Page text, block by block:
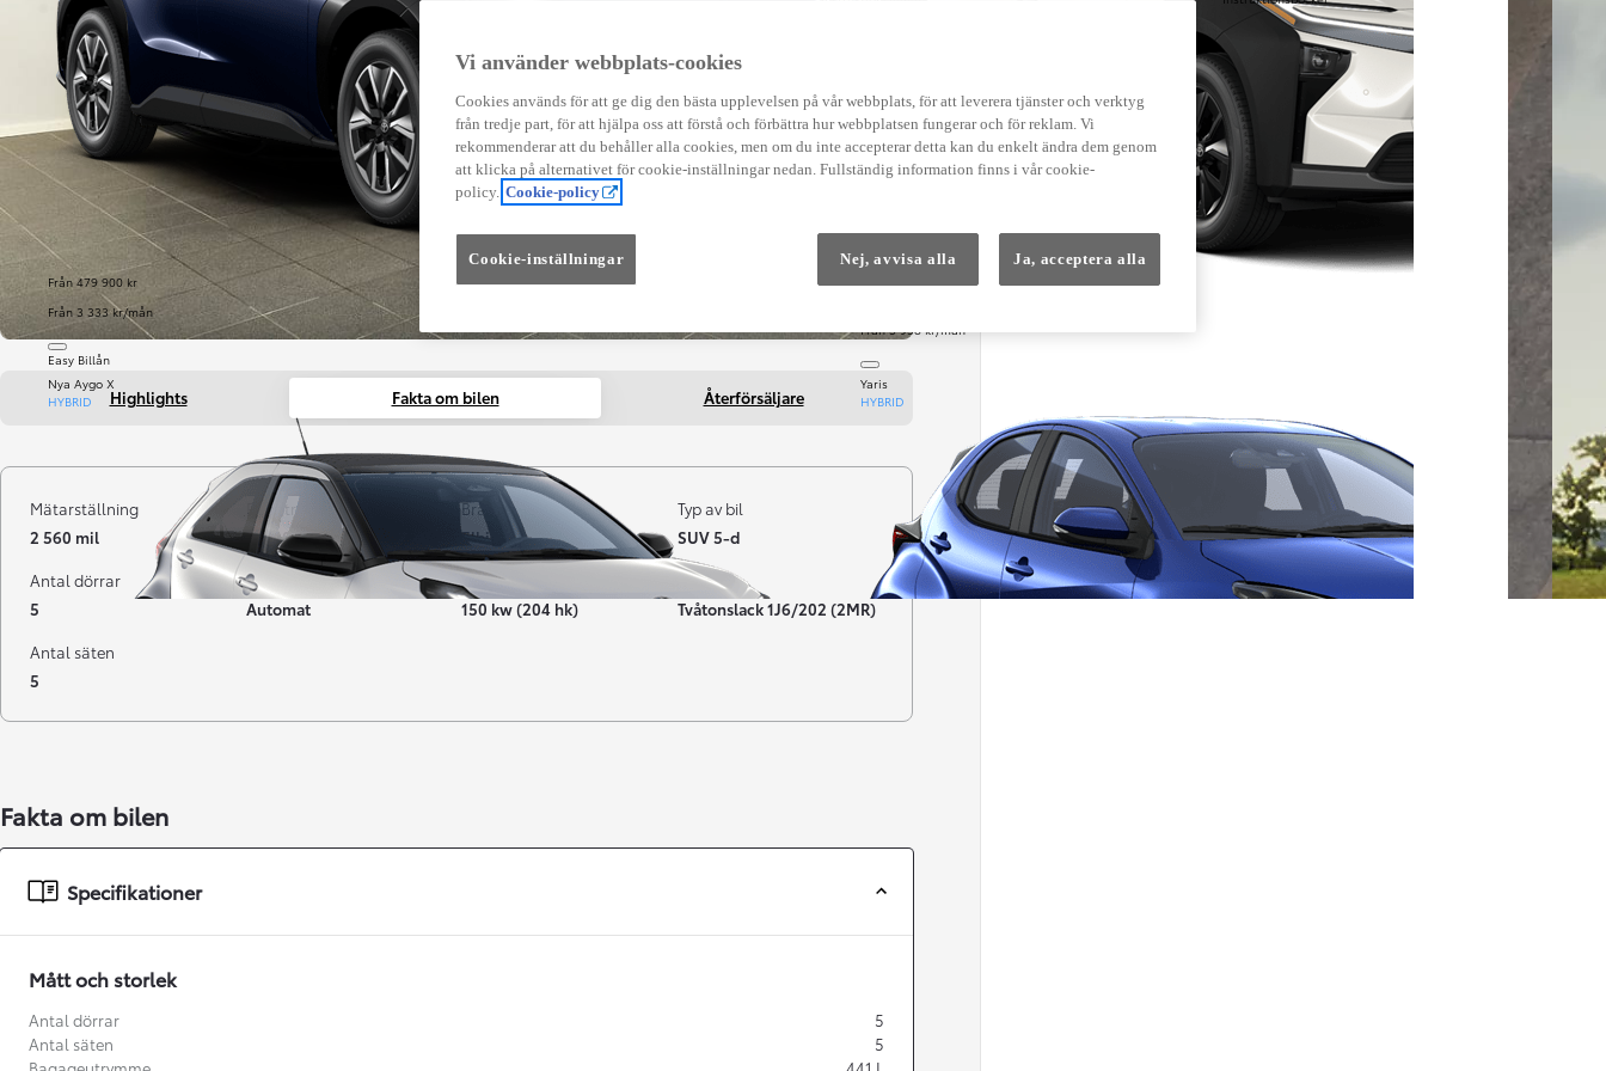
Från 479 900 kr
Från 3 333 kr/mån
Easy Billån
Från 3 958 kr/mån
Nya Aygo X
HYBRID
Från 238 900 kr
Från 2 349 kr/mån
Yaris
HYBRID
GR Yaris
Highlights Fakta om bilen Återförsäljare
Mätarställning
2 560 mil
Registrerad
04-2023
Bränsle
Elbil
Typ av bil
SUV 5-d
Antal dörrar
5
Växellåda
Automat
Effekt
150 kw (204 hk)
Färg
Tvåtonslack 1J6/202 (2MR)
Antal säten
5
Fakta om bilen
Specifikationer
Mått och storlek
Antal dörrar
5
Antal säten
5
Vi använder webbplats-cookies
Cookies används för att ge dig den bästa upplevelsen på vår webbplats, för att leverera tjänster och verktyg
från tredje part, för att hjälpa oss att förstå och förbättra hur webbplatsen fungerar och för reklam. Vi
rekommenderar att du behåller alla cookies, men om du inte accepterar detta kan du enkelt ändra dem genom
att klicka på alternativet för cookie-inställningar nedan. Fullständig information finns i vår cookie-
policy. Cookie-policy
Cookie-inställningar Nej, avvisa alla Ja, acceptera alla